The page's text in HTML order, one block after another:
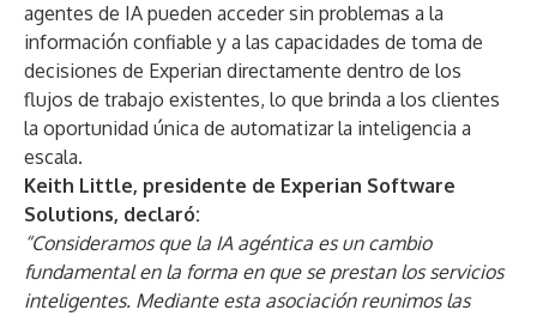
agentes de IA pueden acceder sin problemas a la
información confiable y a las capacidades de toma de
decisiones de Experian directamente dentro de los
flujos de trabajo existentes, lo que brinda a los clientes
la oportunidad única de automatizar la inteligencia a
escala.
Keith Little, presidente de Experian Software
Solutions, declaró:
“Consideramos que la IA agéntica es un cambio
fundamental en la forma en que se prestan los servicios
inteligentes. Mediante esta asociación reunimos las